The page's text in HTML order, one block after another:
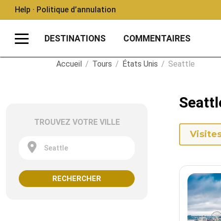
Help · Politique d’annulation
DESTINATIONS COMMENTAIRES
Accueil / Tours / États Unis / Seattle
TROUVEZ VOTRE VILLE
Seattle
RECHERCHER